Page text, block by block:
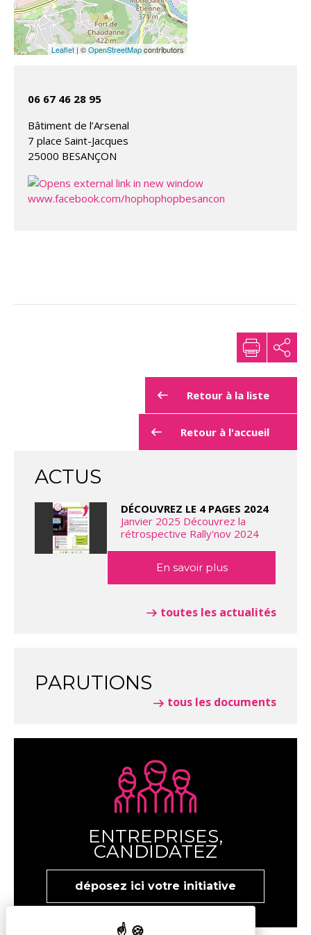
Leaflet | ©OpenStreetMapcontributors
06 67 46 28 95
Bâtiment de l’Arsenal
7 place Saint-Jacques
25000 BESANÇON
www.facebook.com/hophophopbesancon
Retour à la liste
Retour à l'accueil
ACTUS
DÉCOUVREZ LE 4 PAGES 2024
Janvier 2025 Découvrez la
rétrospective Rally'nov 2024
En savoir plus
toutes les actualités
PARUTIONS
tous les documents
ENTREPRISES,
CANDIDATEZ
déposez ici votre initiative